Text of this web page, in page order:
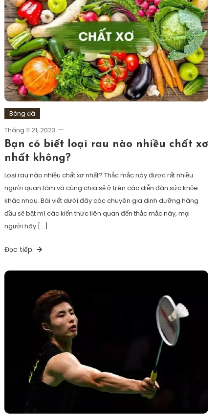
Bóng đá
Tháng 11 21, 2023
Bạn có biết loại rau nào nhiều chất xơ
nhất không?
Loại rau nào nhiều chất xơ nhất? Thắc mắc này được rất nhiều
người quan tâm và cùng chia sẻ ở trên các diễn đàn sức khỏe
khác nhau. Bài viết dưới đây các chuyên gia dinh dưỡng hàng
đầu sẽ bật mí các kiến thức liên quan đến thắc mắc này, mọi
người hãy […]
Đọc tiếp